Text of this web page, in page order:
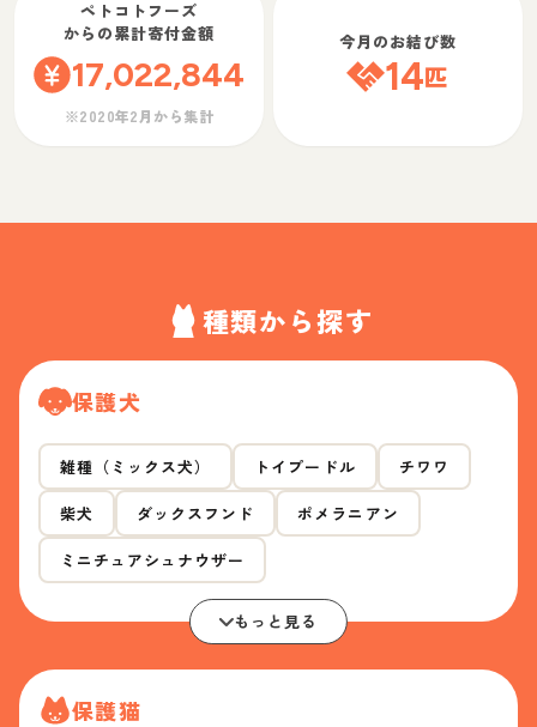
ペトコトフーズ
からの累計寄付金額
17,022,844
※2020年2月から集計
今月のお結び数
14匹
種類から探す
保護犬
雑種（ミックス犬） トイプードル チワワ
柴犬 ダックスフンド ポメラニアン
ミニチュアシュナウザー
もっと見る
保護猫